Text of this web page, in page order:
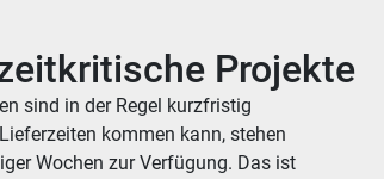
Projekte
sind in der Regel kurzfristig
kommen kann, stehen
Wochen zur Verfügung. Das ist